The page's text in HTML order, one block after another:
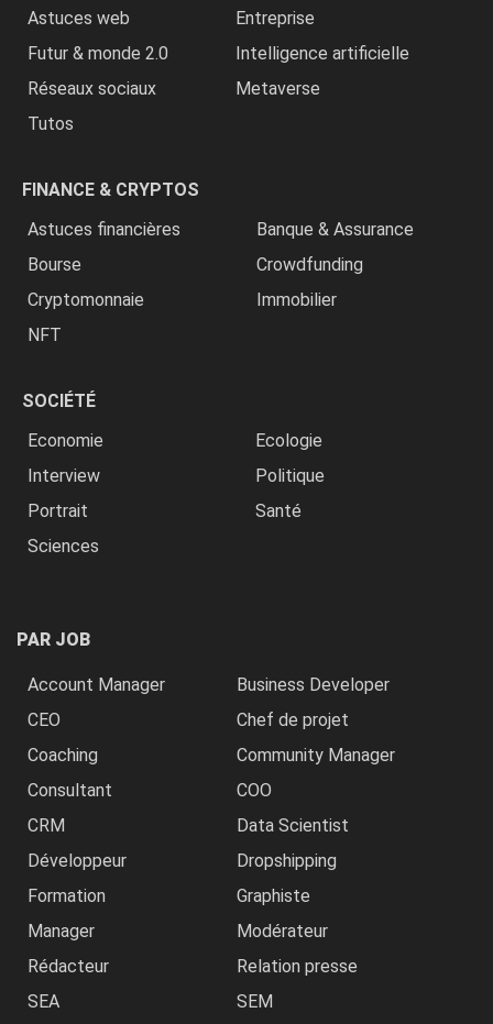
Astuces web
Entreprise
Futur & monde 2.0
Intelligence artificielle
Réseaux sociaux
Metaverse
Tutos
FINANCE & CRYPTOS
Astuces financières
Banque & Assurance
Bourse
Crowdfunding
Cryptomonnaie
Immobilier
NFT
SOCIÉTÉ
Economie
Ecologie
Interview
Politique
Portrait
Santé
Sciences
PAR JOB
Account Manager
Business Developer
CEO
Chef de projet
Coaching
Community Manager
Consultant
COO
CRM
Data Scientist
Développeur
Dropshipping
Formation
Graphiste
Manager
Modérateur
Rédacteur
Relation presse
SEA
SEM